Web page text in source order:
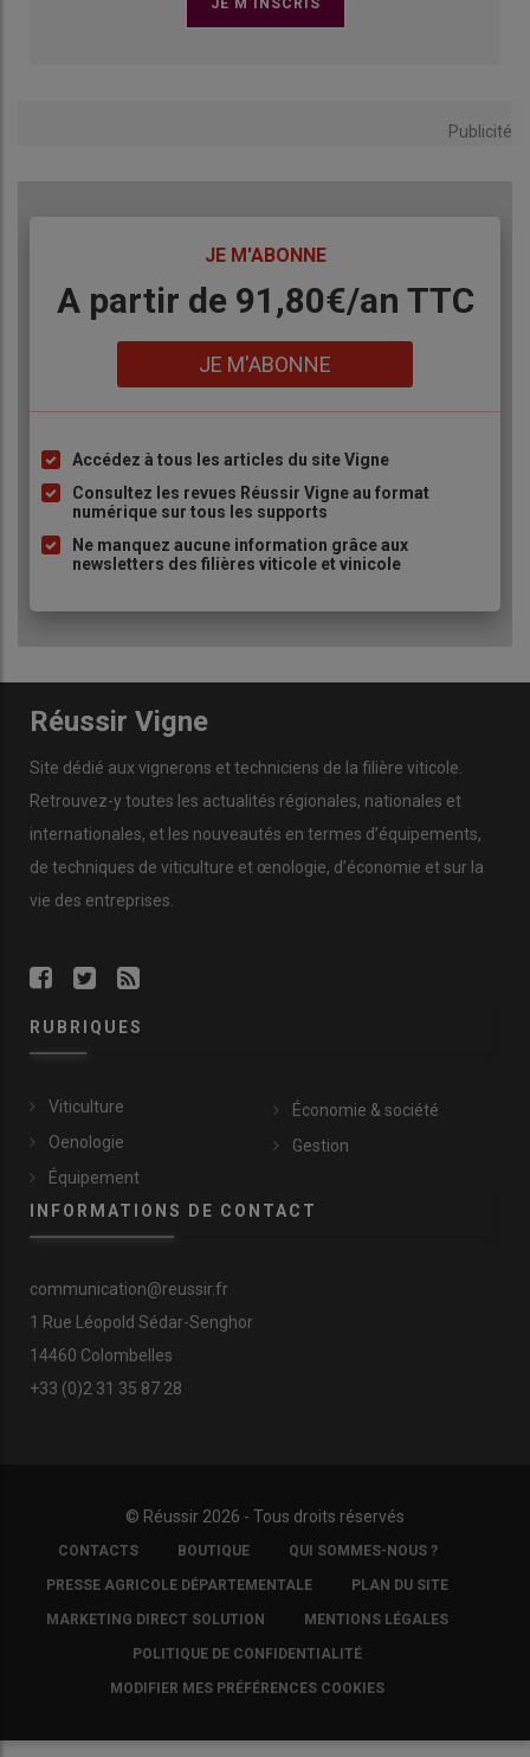
Publicité
JE M'ABONNE
Body
A partir de 91,80€/an​ TTC
JE M'ABONNE
Liste
à
puce
Accédez à tous les articles du site Vigne
Consultez les revues Réussir Vigne au format
numérique sur tous les supports
Ne manquez aucune information grâce aux
newsletters des filières viticole et vinicole
Réussir Vigne
Site dédié aux vignerons et techniciens de la filière viticole.
Retrouvez-y toutes les actualités régionales, nationales et
internationales, et les nouveautés en termes d’équipements,
de techniques de viticulture et œnologie, d’économie et sur la
vie des entreprises.
RUBRIQUES
Viticulture
Oenologie
Équipement
Économie & société
Gestion
INFORMATIONS DE CONTACT
communication@reussir.fr
1 Rue Léopold Sédar-Senghor
14460 Colombelles
+33 (0)2 31 35 87 28
© Réussir 2026 - Tous droits réservés
FOOTER
COPYRIGHT
CONTACTS BOUTIQUE QUI SOMMES-NOUS ?
PRESSE AGRICOLE DÉPARTEMENTALE PLAN DU SITE
MARKETING DIRECT SOLUTION MENTIONS LÉGALES
POLITIQUE DE CONFIDENTIALITÉ
MODIFIER MES PRÉFÉRENCES COOKIES